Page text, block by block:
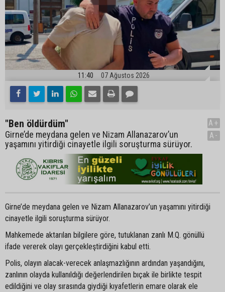
11:40 07 Ağustos 2026
"Ben öldürdüm"
Girne’de meydana gelen ve Nizam Allanazarov’un
yaşamını yitirdiği cinayetle ilgili soruşturma sürüyor.
A+
A-
Girne’de meydana gelen ve Nizam Allanazarov’un yaşamını yitirdiği
cinayetle ilgili soruşturma sürüyor.
Mahkemede aktarılan bilgilere göre, tutuklanan zanlı M.Q. gönüllü
ifade vererek olayı gerçekleştirdiğini kabul etti.
Polis, olayın alacak-verecek anlaşmazlığının ardından yaşandığını,
zanlının olayda kullanıldığı değerlendirilen bıçak ile birlikte tespit
edildiğini ve olay sırasında giydiği kıyafetlerin emare olarak ele